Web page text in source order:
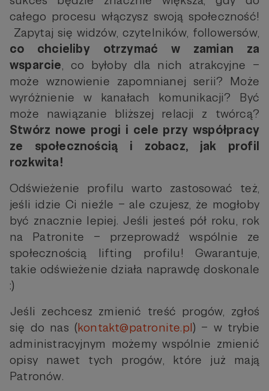
całego procesu włączysz swoją społeczność!
Zapytaj się widzów, czytelników, followersów,
co chcieliby otrzymać w zamian za
wsparcie, co byłoby dla nich atrakcyjne –
może wznowienie zapomnianej serii? Może
wyróżnienie w kanałach komunikacji? Być
może nawiązanie bliższej relacji z twórcą?
Stwórz nowe progi i cele przy współpracy
ze społecznością i zobacz, jak profil
rozkwita!
Odświeżenie profilu warto zastosować też,
jeśli idzie Ci nieźle – ale czujesz, że mogłoby
być znacznie lepiej. Jeśli jesteś pół roku, rok
na Patronite – przeprowadź wspólnie ze
społecznością lifting profilu! Gwarantuje,
takie odświeżenie działa naprawdę doskonale
:)
Jeśli zechcesz zmienić treść progów, zgłoś
się do nas (kontakt@patronite.pl) – w trybie
administracyjnym możemy wspólnie zmienić
opisy nawet tych progów, które już mają
Patronów.